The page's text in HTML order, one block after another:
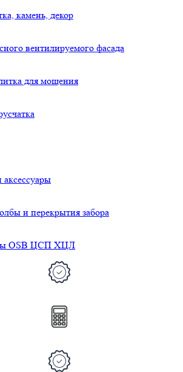
камень, декор
вентилируемого фасада
для мощения
и перекрытия забора
OSB ЦСП ХЦЛ